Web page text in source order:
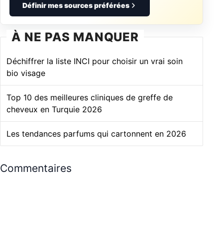
Définir mes sources préférées
À NE PAS MANQUER
Déchiffrer la liste INCI pour choisir un vrai soin
bio visage
Top 10 des meilleures cliniques de greffe de
cheveux en Turquie 2026
Les tendances parfums qui cartonnent en 2026
Commentaires